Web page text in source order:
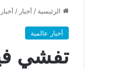
الرئيسية / أخبار /
أخبار عالمية
تفشي